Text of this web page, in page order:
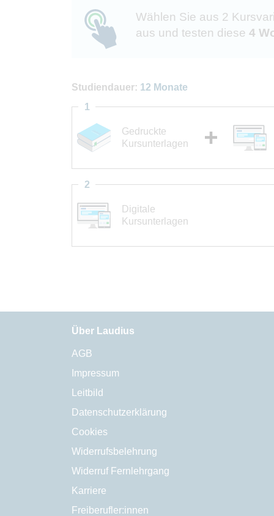
Wählen Sie aus 2
aus und testen diese 4
Studiendauer: 12 Monate
Gedruckte
Kursunterlagen
1
Digitale
Kursunterlagen
2
Über Laudius
AGB
Impressum
Leitbild
Datenschutzerklärung
Cookies
Widerrufsbelehrung
Widerruf Fernlehrgang
Karriere
Freiberufler:innen